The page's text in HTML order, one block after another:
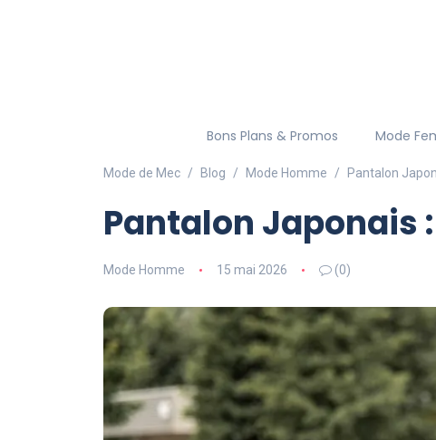
Bons Plans & Promos Mode
Mode de Mec Blog Mode Homme Pantalon
Pantalon Japonais
Mode Homme 15 mai 2026 (0)